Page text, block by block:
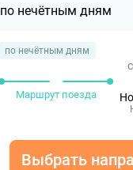
по нечётным дням
по нечётным дням
Маршрут поезда
Выбрать